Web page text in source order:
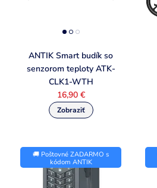
ANTIK Smart budík so
senzorom teploty ATK-
CLK1-WTH
16,90 €
🚚 Poštovné ZADARMO s
kódom ANTIK